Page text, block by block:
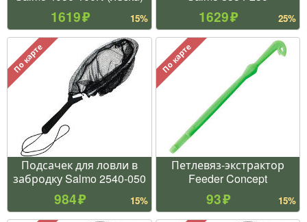
1619 15% 1629 25%
По карте
Подсачек для ловли в
забродку Salmo 2540-050
984 15%
По карте
Петлевяз-экстрактор
Feeder Concept
93 15%